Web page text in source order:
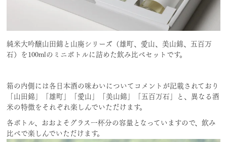
純米大吟醸山田錦と山廃シリーズ（雄町、愛山、美山錦、五百万
石）を100mlのミニボトルに詰めた飲み比べセットです。
箱の内側には各日本酒の味わいについてコメントが記載されており
「山田錦」「雄町」「愛山」「美山錦」「五百万石」と、異なる酒
米の特徴をそれぞれ楽しんでいただけます。
各ボトル、おおよそグラス一杯分の容量となっていますので、飲み
比べで楽しんでいただけます。